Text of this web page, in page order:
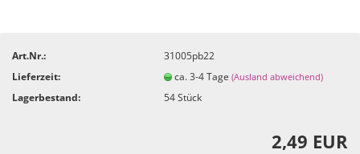
Art.Nr.:
31005pb22
Lieferzeit:
ca. 3-4 Tage(Ausland abweichend)
Lagerbestand: 54Stück
2,49 EUR